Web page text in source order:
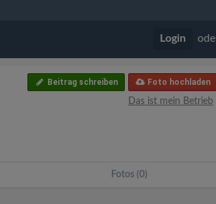
Login
Foto hochladen
Beitrag schreiben
Das ist mein Betrieb
Fotos (0)